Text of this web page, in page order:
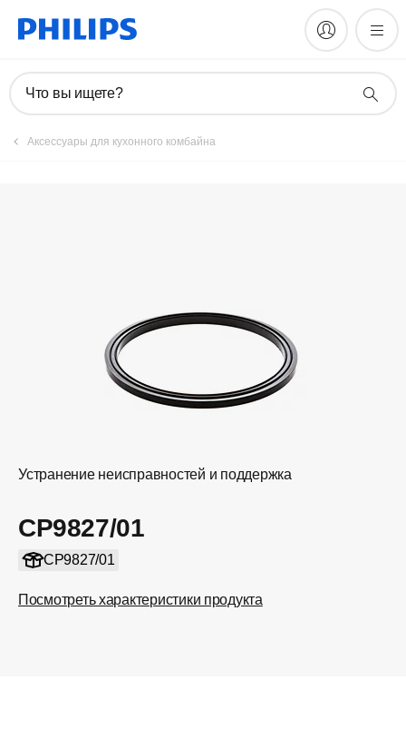
Что вы ищете?
Аксессуары для кухонного комбайна
Устранение неисправностей и поддержка
CP9827/01
CP9827/01
Посмотреть характеристики продукта
Зарегистрировать продукт